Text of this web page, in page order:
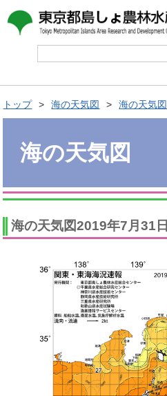
トップ 海の天気図 海の天気図
海の天気図
海の天気図2019年7月31日